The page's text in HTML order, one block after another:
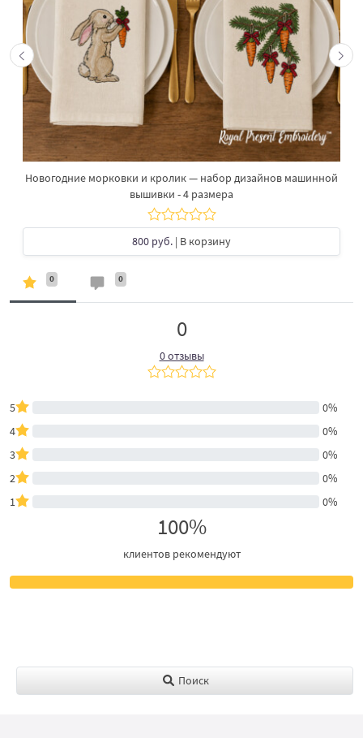
Новогодние морковки и кролик — набор дизайнов машинной
вышивки - 4 размера
800 руб. | В корзину
0 0
0
0 отзывы
5
0%
4
0%
3
0%
2
0%
1
0%
100%
клиентов рекомендуют
Поиск